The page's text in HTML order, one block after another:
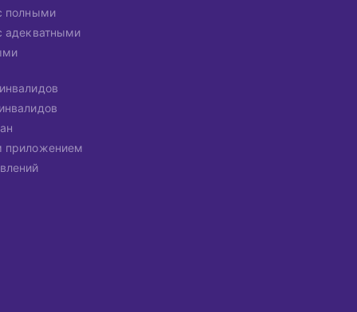
полными
адекватными
приложением